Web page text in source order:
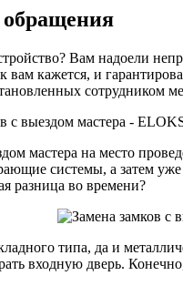
обращения
Вам надоели
кажется, и
сотрудником
мастера на место
системы, а затем
разница во времени?
типа, да и
входную дверь.